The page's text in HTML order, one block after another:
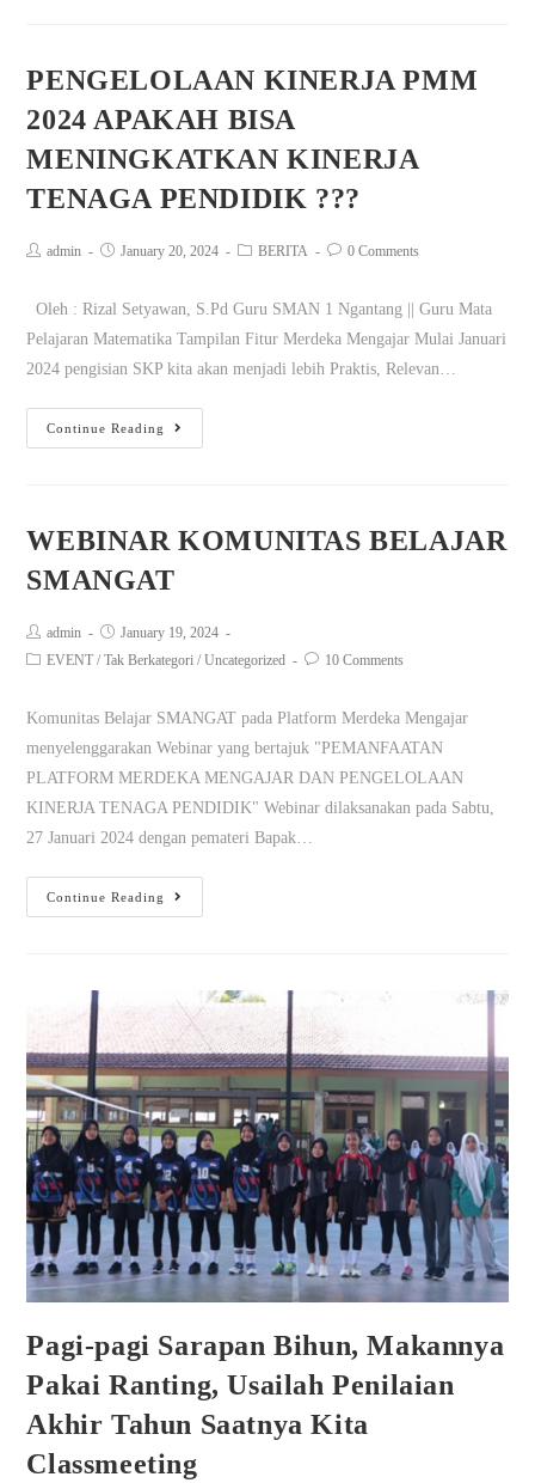
PENGELOLAAN KINERJA PMM
2024 APAKAH BISA
MENINGKATKAN KINERJA
TENAGA PENDIDIK ???
admin January 20, 2024 BERITA 0 Comments
Oleh : Rizal Setyawan, S.Pd Guru SMAN 1 Ngantang || Guru Mata
Pelajaran Matematika Tampilan Fitur Merdeka Mengajar Mulai Januari
2024 pengisian SKP kita akan menjadi lebih Praktis, Relevan…
Continue Reading
WEBINAR KOMUNITAS BELAJAR
SMANGAT
admin
January 19, 2024
EVENT / Tak Berkategori / Uncategorized 10 Comments
Komunitas Belajar SMANGAT pada Platform Merdeka Mengajar
menyelenggarakan Webinar yang bertajuk "PEMANFAATAN
PLATFORM MERDEKA MENGAJAR DAN PENGELOLAAN
KINERJA TENAGA PENDIDIK" Webinar dilaksanakan pada Sabtu,
27 Januari 2024 dengan pemateri Bapak…
Continue Reading
Pagi-pagi Sarapan Bihun, Makannya
Pakai Ranting, Usailah Penilaian
Akhir Tahun Saatnya Kita
Classmeeting